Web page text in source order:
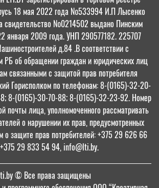
18 мая 2022 года №533994 И.П Лысенко
свидетельство №0214502 выдано Пинским
января 2009 года. УНП 290577182. 225707
д.84 .В соответствии с
РБ об обращении граждан и юридических лиц
связанными с защитой прав потребителя
Горисполком по телефонам: 8-(0165)-32-20-
8-(0165)-30-70-88; 8-(0165)-32-23-92. Номер
почты лица, уполномоченного рассматривать
о нарушении их прав, предусмотренных
о защите прав потребителей: +375 29 626 66
29 833 54 94, info@lti.by.
© Все права защищены